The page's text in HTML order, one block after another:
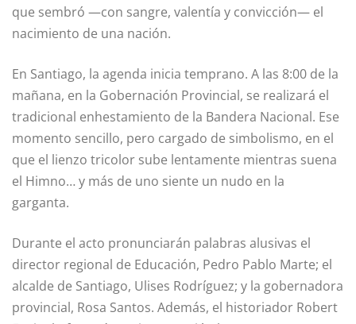
que sembró —con sangre, valentía y convicción— el
nacimiento de una nación.
En Santiago, la agenda inicia temprano. A las 8:00 de la
mañana, en la Gobernación Provincial, se realizará el
tradicional enhestamiento de la Bandera Nacional. Ese
momento sencillo, pero cargado de simbolismo, en el
que el lienzo tricolor sube lentamente mientras suena
el Himno… y más de uno siente un nudo en la
garganta.
Durante el acto pronunciarán palabras alusivas el
director regional de Educación, Pedro Pablo Marte; el
alcalde de Santiago, Ulises Rodríguez; y la gobernadora
provincial, Rosa Santos. Además, el historiador Robert